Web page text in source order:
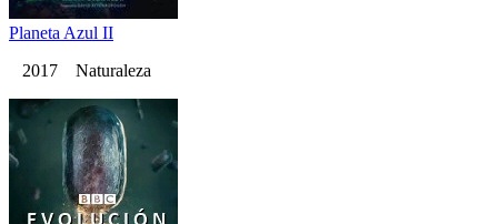
Planeta Azul II
2017 Naturaleza